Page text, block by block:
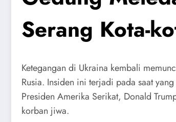
Serang Kota-
Ketegangan di Ukraina kembali
Rusia. Insiden ini terjadi pada saat
Presiden Amerika Serikat, Donald
korban jiwa.